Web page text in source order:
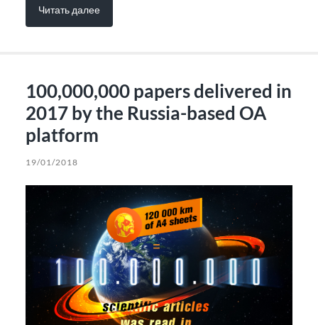
Читать далее
100,000,000 papers delivered in
2017 by the Russia-based OA
platform
19/01/2018